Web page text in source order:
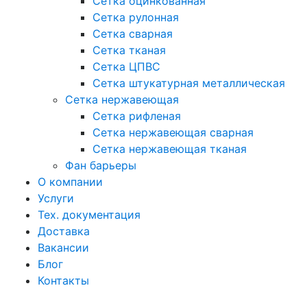
Сетка рулонная
Сетка сварная
Сетка тканая
Сетка ЦПВС
Сетка штукатурная металлическая
Сетка нержавеющая
Сетка рифленая
Сетка нержавеющая сварная
Сетка нержавеющая тканая
Фан барьеры
О компании
Услуги
Тех. документация
Доставка
Вакансии
Блог
Контакты